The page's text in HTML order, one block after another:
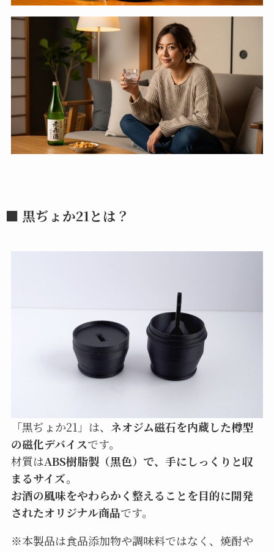
■ 黒ぢょか21とは？
「黒ぢょか21」は、 ネオジム磁石を内蔵した樽型
の磁化デバイスです。
材質はABS樹脂製（黒色）で、手にしっくりと収
まるサイズ。
お酒の風味をやわらかく整えることを目的に開発
されたオリジナル商品です。
※本製品は食品添加物や調味料ではなく、焼酎や